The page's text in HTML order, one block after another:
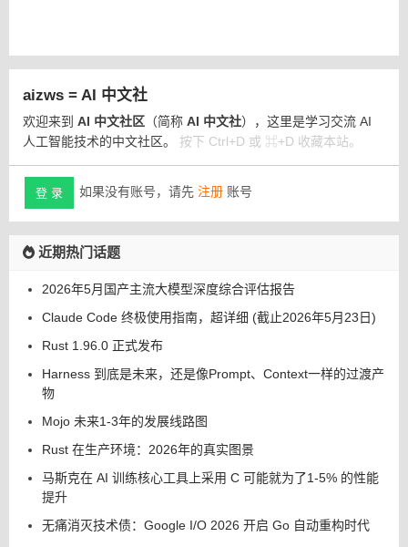
aizws = AI 中文社
欢迎来到 AI 中文社区 （简称 AI 中文社），这里是学习交流 AI
人工智能技术的中文社区。 按下 Ctrl+D 或 ⌘+D 收藏本站。
登 录 如果没有账号，请先 注册 账号
近期热门话题
2026年5月国产主流大模型深度综合评估报告
Claude Code 终极使用指南，超详细 (截止2026年5月23日)
Rust 1.96.0 正式发布
Harness 到底是未来，还是像Prompt、Context一样的过渡产
物
Mojo 未来1-3年的发展线路图
Rust 在生产环境：2026年的真实图景
马斯克在 AI 训练核心工具上采用 C 可能就为了1-5% 的性能
提升
无痛消灭技术债：Google I/O 2026 开启 Go 自动重构时代